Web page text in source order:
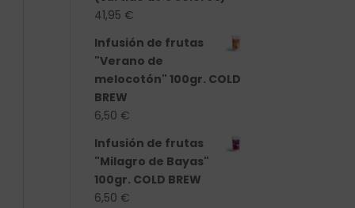
41,95 €
Infusión de frutas
"Verano de
melocotón" 100gr. COLD
BREW
6,50 €
Infusión de frutas
"Milagro de Bayas"
100gr. COLD BREW
6,50 €